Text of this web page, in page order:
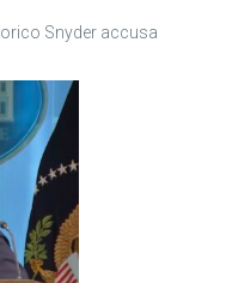
Snyder accusa